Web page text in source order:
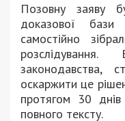
Позовну заяву
доказової
самостійно
законодавства,
оскаржити це
протягом 30
повного тексту.